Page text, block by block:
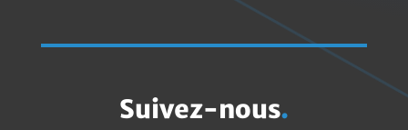
Suivez-nous.